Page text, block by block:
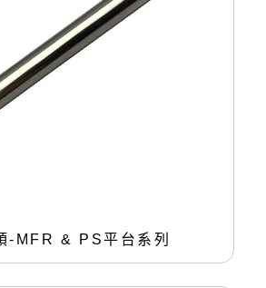
-MFR & PS平台系列